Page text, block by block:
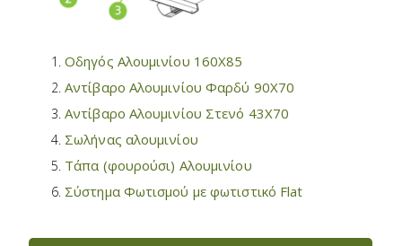
Οδηγός Αλουμινίου 160X85
Αντίβαρο Αλουμινίου Φαρδύ 90X70
Αντίβαρο Αλουμινίου Στενό 43X70
Σωλήνας αλουμινίου
Τάπα (φουρούσι) Αλουμινίου
Σύστημα Φωτισμού με φωτιστικό Flat